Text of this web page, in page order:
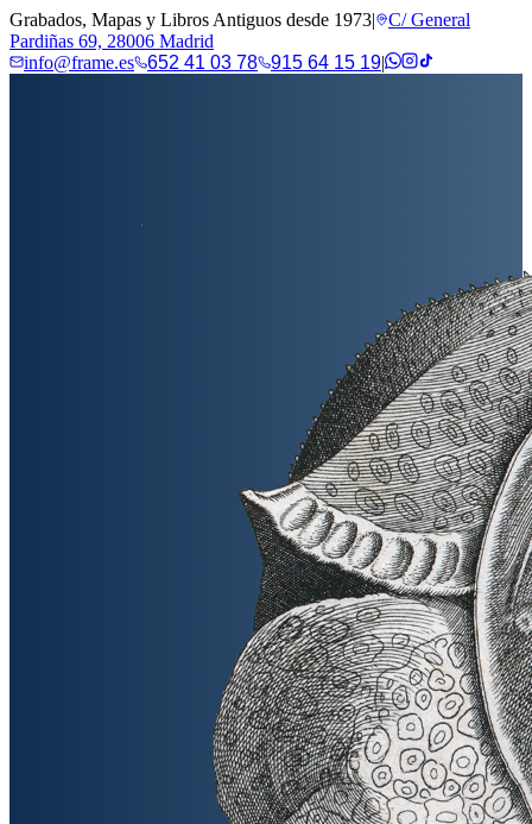
Grabados, Mapas y Libros Antiguos desde 1973|
C/ General
Pardiñas 69, 28006 Madrid
info@frame.es
652 41 03 78 915 64 15 19|